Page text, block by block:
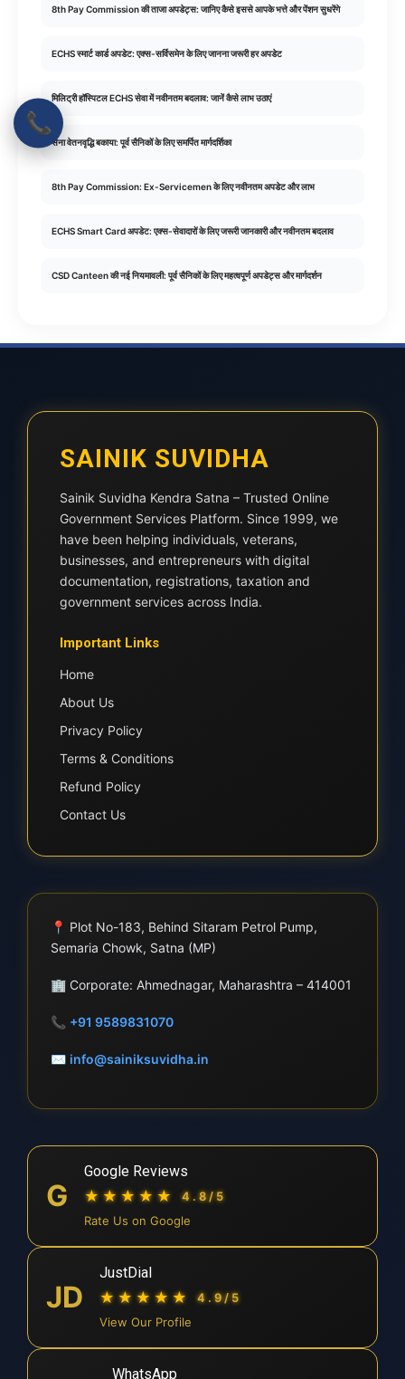
8th Pay Commission की ताजा अपडेट्स: जानिए कैसे इससे आपके भत्ते और पेंशन सुधरेंगे
ECHS स्मार्ट कार्ड अपडेट: एक्स-सर्विसमेन के लिए जानना जरूरी हर अपडेट
मिलिट्री हॉस्पिटल ECHS सेवा में नवीनतम बदलाव: जानें कैसे लाभ उठाएं
सेना वेतनवृद्धि बकाया: पूर्व सैनिकों के लिए समर्पित मार्गदर्शिका
8th Pay Commission: Ex-Servicemen के लिए नवीनतम अपडेट और लाभ
ECHS Smart Card अपडेट: एक्स-सेवादारों के लिए जरूरी जानकारी और नवीनतम बदलाव
CSD Canteen की नई नियमावली: पूर्व सैनिकों के लिए महत्वपूर्ण अपडेट्स और मार्गदर्शन
SAINIK SUVIDHA
Sainik Suvidha Kendra Satna – Trusted Online
Government Services Platform. Since 1999, we
have been helping individuals, veterans,
businesses, and entrepreneurs with digital
documentation, registrations, taxation and
government services across India.
Important Links
Home
About Us
Privacy Policy
Terms & Conditions
Refund Policy
Contact Us
📍 Plot No-183, Behind Sitaram Petrol Pump,
Semaria Chowk, Satna (MP)
🏢 Corporate: Ahmednagar, Maharashtra – 414001
📞 +91 9589831070
✉ info@sainiksuvidha.in
G
Google Reviews
★★★★★
4.8/5
Rate Us on Google
JD
JustDial
★★★★★
4.9/5
View Our Profile
WhatsApp
📞